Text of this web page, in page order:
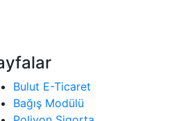
Bulut E-Ticaret
Bağış Modülü